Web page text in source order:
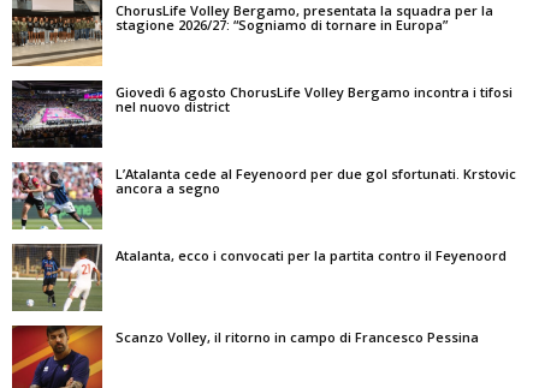
ChorusLife Volley Bergamo, presentata la squadra per la
stagione 2026/27: “Sogniamo di tornare in Europa”
Giovedì 6 agosto ChorusLife Volley Bergamo incontra i tifosi
nel nuovo district
L’Atalanta cede al Feyenoord per due gol sfortunati. Krstovic
ancora a segno
Atalanta, ecco i convocati per la partita contro il Feyenoord
Scanzo Volley, il ritorno in campo di Francesco Pessina